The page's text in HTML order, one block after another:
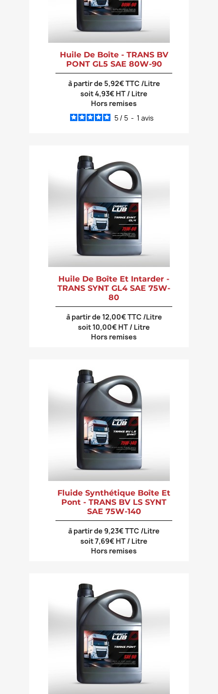
Huile De Boîte - TRANS BV
PONT GL5 SAE 80W-90
à partir de 5,92€ TTC /Litre
soit 4,93€ HT / Litre
Hors remises
5 / 5 - 1 avis
Huile De Boîte Et Intarder -
TRANS SYNT GL4 SAE 75W-
80
à partir de 12,00€ TTC /Litre
soit 10,00€ HT / Litre
Hors remises
Fluide Synthétique Boîte Et
Pont - TRANS BV LS SYNT
SAE 75W-140
à partir de 9,23€ TTC /Litre
soit 7,69€ HT / Litre
Hors remises